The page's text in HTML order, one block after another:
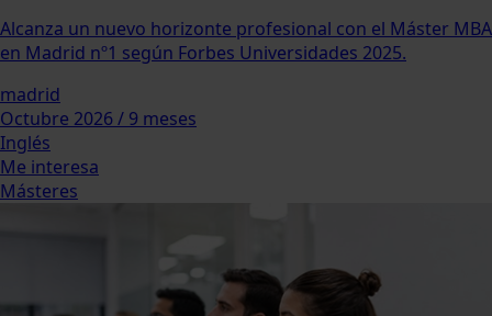
Alcanza un nuevo horizonte profesional con el Máster MBA
en Madrid nº1 según Forbes Universidades 2025.
madrid
Octubre 2026 / 9 meses
Inglés
Me interesa
Másteres